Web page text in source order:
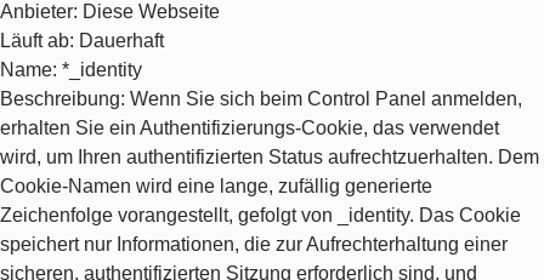
Anbieter: Diese Webseite
Läuft ab: Dauerhaft
Name: *_identity
Beschreibung: Wenn Sie sich beim Control Panel anmelden,
erhalten Sie ein Authentifizierungs-Cookie, das verwendet
wird, um Ihren authentifizierten Status aufrechtzuerhalten. Dem
Cookie-Namen wird eine lange, zufällig generierte
Zeichenfolge vorangestellt, gefolgt von _identity. Das Cookie
speichert nur Informationen, die zur Aufrechterhaltung einer
sicheren, authentifizierten Sitzung erforderlich sind, und